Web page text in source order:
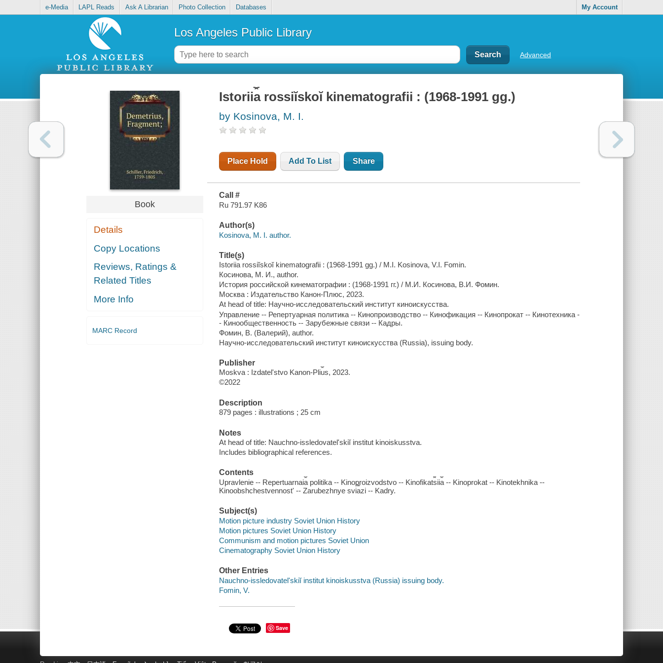
e-Media LAPL Reads Ask A Librarian Photo Collection Databases My Account
Los Angeles Public Library
Advanced
Book
Details
Copy Locations
Reviews, Ratings &
Related Titles
More Info
MARC Record
Istorii︠a︡ rossiĭskoĭ kinematografii : (1968-1991 gg.)
by Kosinova, M. I.
Place Hold Add To List Share
Call #
Ru 791.97 K86
Author(s)
Kosinova, M. I. author.
Title(s)
Istorii︠a︡ rossiĭskoĭ kinematografii : (1968-1991 gg.) / M.I. Kosinova, V.I. Fomin.
Косинова, М. И., author.
История российской кинематографии : (1968-1991 гг.) / М.И. Косинова, В.И. Фомин.
Москва : Издательство Канон-Плюс, 2023.
At head of title: Научно-исследовательский институт киноискусства.
Управление -- Репертуарная политика -- Кинопроизводство -- Кинофикация -- Кинопрокат -- Кинотехника -
- Кинообщественность -- Зарубежные связи -- Кадры.
Фомин, В. (Валерий), author.
Научно-исследовательский институт киноискусства (Russia), issuing body.
Publisher
Moskva : Izdatelʹstvo Kanon-Pli︠u︡s, 2023.
©2022
Description
879 pages : illustrations ; 25 cm
Notes
At head of title: Nauchno-issledovatelʹskiĭ institut kinoiskusstva.
Includes bibliographical references.
Contents
Upravlenie -- Repertuarnai︠a︡ politika -- Kinoproizvodstvo -- Kinofikat︠s︡ii︠a︡ -- Kinoprokat -- Kinotekhnika --
Kinoobshchestvennostʹ -- Zarubezhnye svi︠a︡zi -- Kadry.
Subject(s)
Motion picture industry Soviet Union History
Motion pictures Soviet Union History
Communism and motion pictures Soviet Union
Cinematography Soviet Union History
Other Entries
Nauchno-issledovatelʹskiĭ institut kinoiskusstva (Russia) issuing body.
Fomin, V.
Save